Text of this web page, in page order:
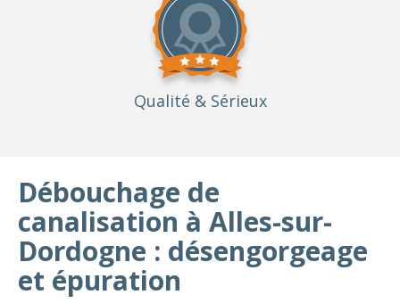
Qualité & Sérieux
Débouchage de
canalisation à Alles-sur-
Dordogne : désengorgeage
et épuration